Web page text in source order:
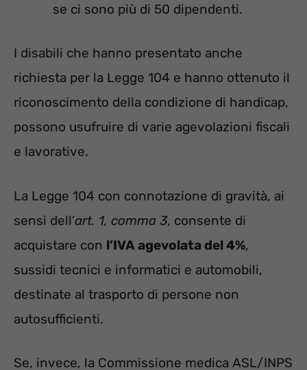
se ci sono più di 50 dipendenti.
I disabili che hanno presentato anche
richiesta per la Legge 104 e hanno ottenuto il
riconoscimento della condizione di handicap,
possono usufruire di varie agevolazioni fiscali
e lavorative.
La Legge 104 con connotazione di gravità, ai
sensi dell’art. 1, comma 3, consente di
acquistare con l’IVA agevolata del 4%,
sussidi tecnici e informatici e automobili,
destinate al trasporto di persone non
autosufficienti.
Se, invece, la Commissione medica ASL/INPS